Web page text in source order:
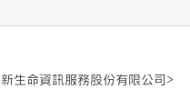
新生命資訊服務股份有限公司>